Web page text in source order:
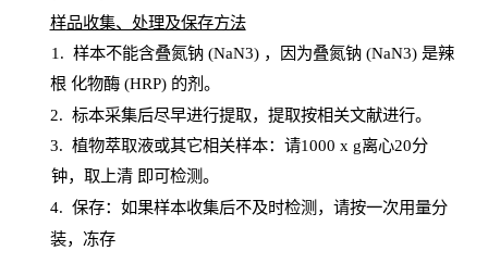
样品收集、处理及保存方法
1 . 样本不能含叠氮钠(NaN3) ，因为叠氮钠 (NaN3) 是辣
根 化物酶(HRP) 的剂。
2. 标本采集后尽早进行提取，提取按相关文献进行。
3. 植物萃取液或其它相关样本：请1000 x g离心20分
钟，取上清 即可检测。
4. 保存：如果样本收集后不及时检测，请按一次用量分
装，冻存